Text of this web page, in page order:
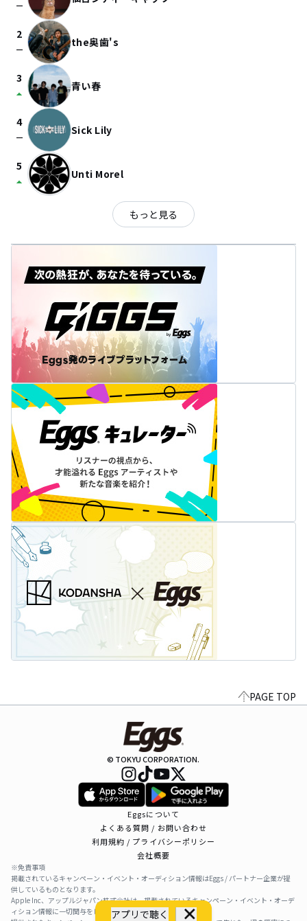
アプリで聴く
check_indeterminate_small
2
check_indeterminate_small the奥歯's
3
arrow_drop_up 青い春
4
check_indeterminate_small Sick Lily
5
arrow_drop_up Unti Morel
もっと見る
PAGE TOP
© TOKYU CORPORATION.
Eggsについて
よくある質問 / お問い合わせ
利用規約 / プライバシーポリシー
会社概要
※免責事項
掲載されているキャンペーン・イベント・オーディション情報はEggs / パートナー企業が提
供しているものとなります。
Apple Inc、アップルジャパン株式会社は、掲載されているキャンペーン・イベント・オーデ
ィション情報に一切関与をしておりません。